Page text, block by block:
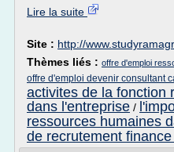
Lire la suite
Site : http://
Thèmes liés : offre d'emploi
offre d'emploi devenir consultant
activites de la fonction
dans l'entreprise /
ressources humaines
de recrutement